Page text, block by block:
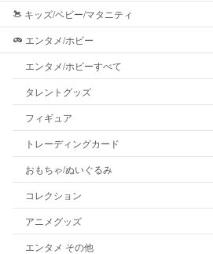
キッズ/ベビー/マタニティ
エンタメ/ホビー
エンタメ/ホビーすべて
タレントグッズ
フィギュア
トレーディングカード
おもちゃ/ぬいぐるみ
コレクション
アニメグッズ
エンタメ その他